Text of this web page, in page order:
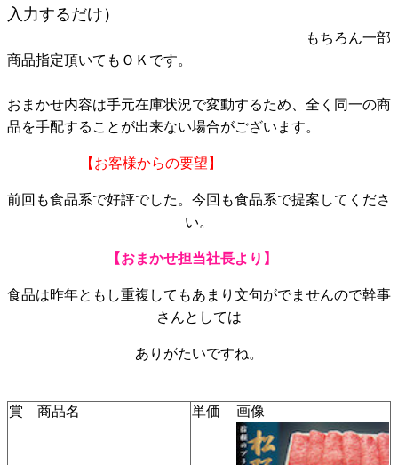
入力するだけ）
もちろん一部
商品指定頂いてもＯＫです。
おまかせ内容は手元在庫状況で変動するため、全く同一の商
品を手配することが出来ない場合がございます。
【お客様からの要望】
前回も食品系で好評でした。今回も食品系で提案してくださ
い。
【おまかせ担当社長より】
食品は昨年ともし重複してもあまり文句がでませんので幹事
さんとしては
ありがたいですね。
賞 商品名 単価 画像